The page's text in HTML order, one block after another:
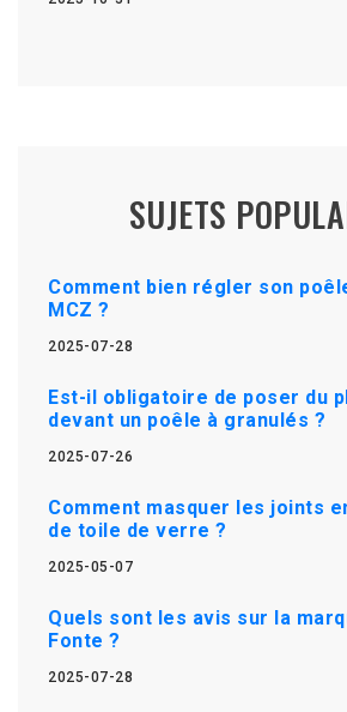
SUJETS
Comment bien régler son
MCZ ?
2025-07-28
Est-il obligatoire de poser du
devant un poêle à granulés ?
2025-07-26
Comment masquer les joints
de toile de verre ?
2025-05-07
Quels sont les avis sur la
Fonte ?
2025-07-28